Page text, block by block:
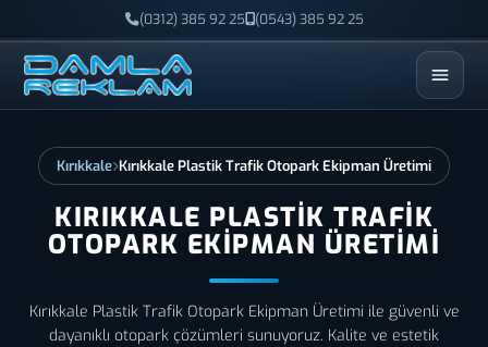
(0312) 385 92 25 (0543) 385 92 25
ESC
Kırıkkale Kırıkkale Plastik Trafik Otopark Ekipman Üretimi
KIRIKKALE PLASTIK TRAFIK
OTOPARK EKIPMAN ÜRETIMI
Kırıkkale Plastik Trafik Otopark Ekipman Üretimi ile güvenli ve
dayanıklı otopark çözümleri sunuyoruz. Kalite ve estetik